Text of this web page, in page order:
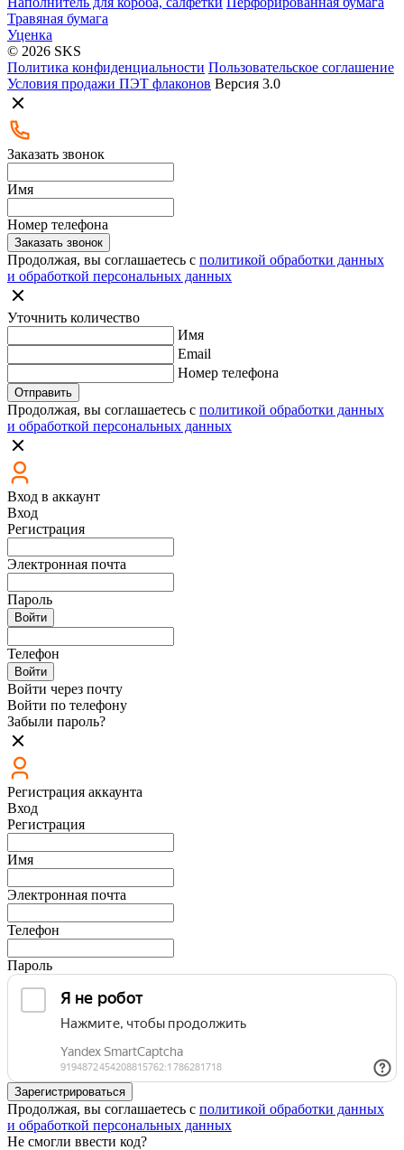
Травяная бумага
Уценка
© 2026 SKS
Политика конфиденциальности Пользовательское соглашение
Условия продажи ПЭТ флаконов Версия 3.0
Заказать звонок
Имя
Номер телефона
Заказать звонок
Продолжая, вы соглашаетесь с политикой обработки данных
и обработкой персональных данных
Уточнить количество
Имя
Email
Номер телефона
Отправить
Продолжая, вы соглашаетесь с политикой обработки данных
и обработкой персональных данных
Вход в аккаунт
Вход
Регистрация
Электронная почта
Пароль
Войти
Телефон
Войти
Войти через почту
Войти по телефону
Забыли пароль?
Регистрация аккаунта
Вход
Регистрация
Имя
Электронная почта
Телефон
Пароль
Зарегистрироваться
Продолжая, вы соглашаетесь с политикой обработки данных
и обработкой персональных данных
Не смогли ввести код?